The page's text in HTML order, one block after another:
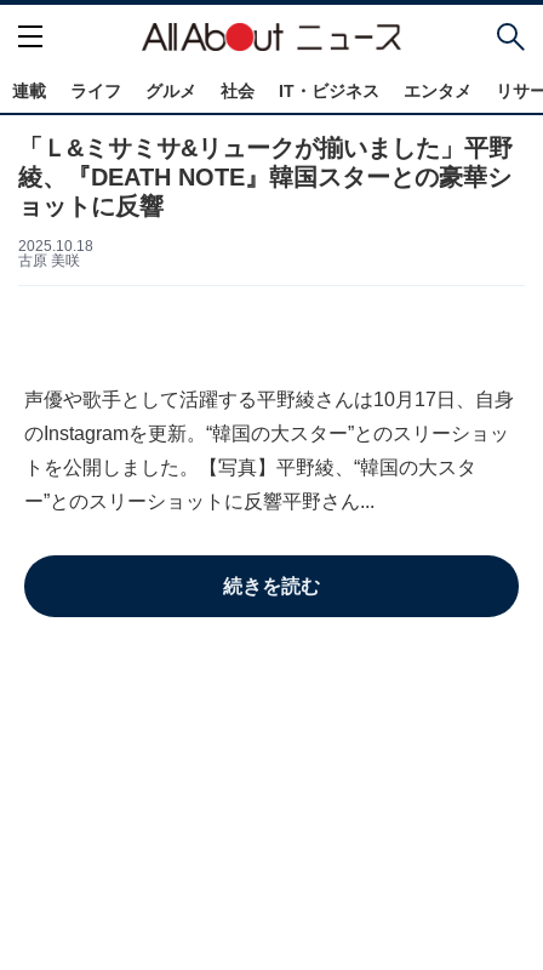
連載 ライフ グルメ 社会 IT・ビジネス エンタメ リサ
「Ｌ&ミサミサ&リュークが揃いました」平野
綾、『DEATH NOTE』韓国スターとの豪華シ
ョットに反響
2025.10.18
古原 美咲
声優や歌手として活躍する平野綾さんは10月17日、自身
のInstagramを更新。“韓国の大スター”とのスリーショッ
トを公開しました。【写真】平野綾、“韓国の大スタ
ー”とのスリーショットに反響平野さん...
続きを読む